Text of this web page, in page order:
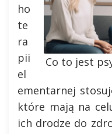
Co to jest
ho
te
ra
pii
el
ementarnej
które mają na
ich drodze do